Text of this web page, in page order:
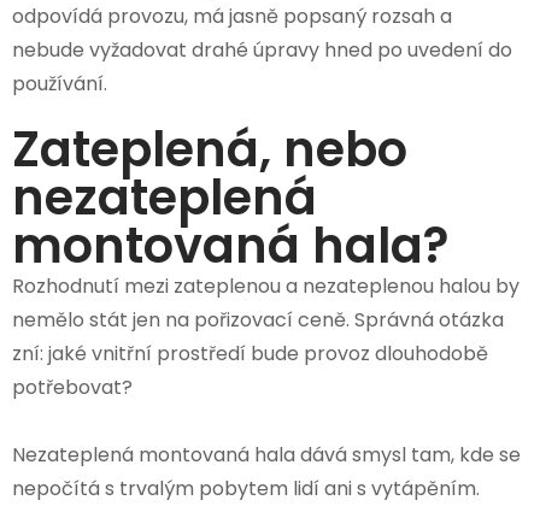
odpovídá provozu, má jasně popsaný rozsah a
nebude vyžadovat drahé úpravy hned po uvedení do
používání.
Zateplená, nebo
nezateplená
montovaná hala?
Rozhodnutí mezi zateplenou a nezateplenou halou by
nemělo stát jen na pořizovací ceně. Správná otázka
zní: jaké vnitřní prostředí bude provoz dlouhodobě
potřebovat?
Nezateplená montovaná hala dává smysl tam, kde se
nepočítá s trvalým pobytem lidí ani s vytápěním.